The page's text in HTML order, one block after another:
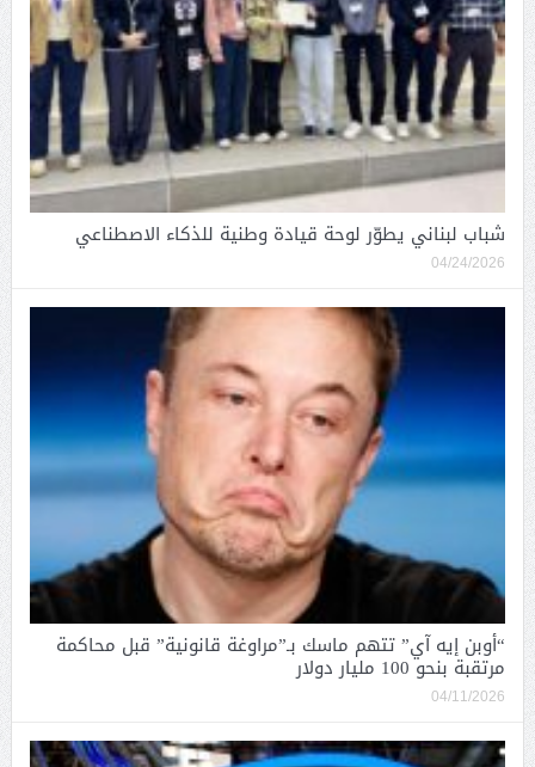
شباب لبناني يطوّر لوحة قيادة وطنية للذكاء الاصطناعي
04/24/2026
“أوبن إيه آي” تتهم ماسك بـ”مراوغة قانونية” قبل محاكمة
مرتقبة بنحو 100 مليار دولار
04/11/2026